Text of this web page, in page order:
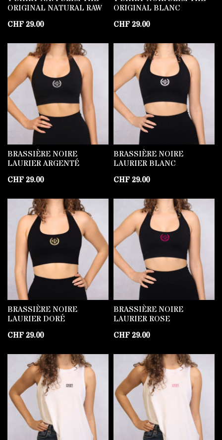
ORIGINAL NATURAL RAW
CHF29.00
ORIGINAL BLANC
CHF29.00
BRASSIÈRE NOIRE
LAURIER ARGENTÉ
CHF29.00
BRASSIÈRE NOIRE
LAURIER BLANC
CHF29.00
BRASSIÈRE NOIRE
LAURIER DORÉ
CHF29.00
BRASSIÈRE NOIRE
LAURIER ROSE
CHF29.00